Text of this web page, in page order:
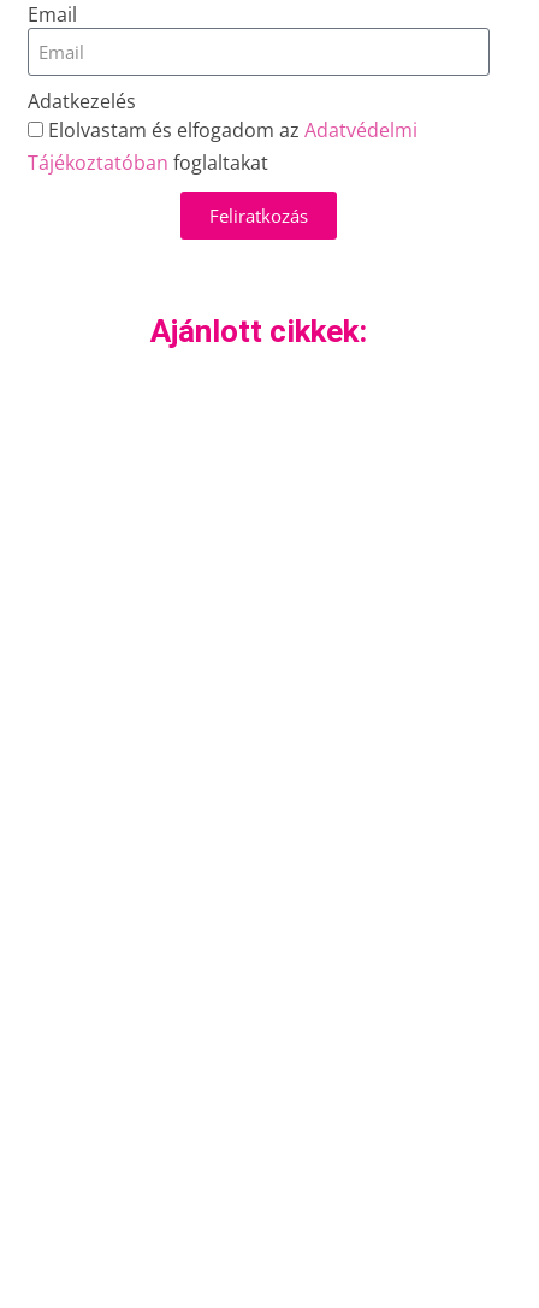
Email
Adatkezelés
Elolvastam és elfogadom azAdatvédelmi
Tájékoztatóban foglaltakat
Feliratkozás
Ajánlott cikkek: